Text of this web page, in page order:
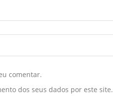
comentar.
dos seus dados por este site.